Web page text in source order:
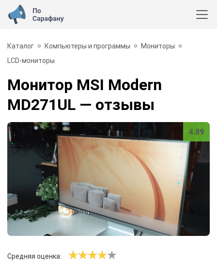
Каталог Компьютеры и программы
Мониторы
LCD-мониторы
Монитор MSI Modern
MD271UL — отзывы
4.89
Средняя оценка: